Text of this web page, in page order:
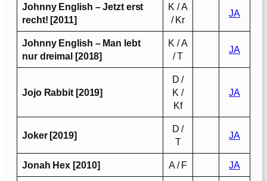
Johnny English – Jetzt erst
recht! [2011]
K / A
/ Kr
JA
Johnny English – Man lebt
nur dreimal [2018]
K / A
/ T
JA
Jojo Rabbit [2019]
D /
K /
Kf
JA
Joker [2019]
D /
T
JA
Jonah Hex [2010] A / F JA